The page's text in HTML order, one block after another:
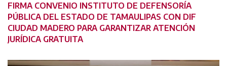
FIRMA CONVENIO INSTITUTO DE DEFENSORÍA
PÚBLICA DEL ESTADO DE TAMAULIPAS CON DIF
CIUDAD MADERO PARA GARANTIZAR ATENCIÓN
JURÍDICA GRATUITA